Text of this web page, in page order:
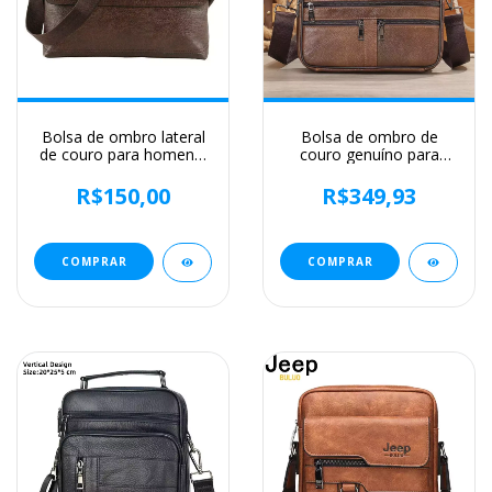
Bolsa de ombro lateral
de couro para homens,
Messenger Crossbody
Bag, bolsa masculina ao
R$150,00
COMPRAR
Bolsa de ombro de
couro genuíno para
couro, saco do
mensageiro do
saco crossbody
masculino
R$349,93
COMPRAR